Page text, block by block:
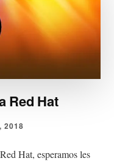
Red Hat
2018
Hat, esperamos les